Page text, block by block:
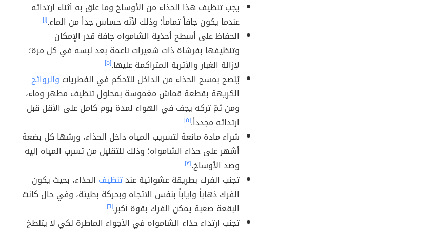
يجب تنظيف هذا الحذاء من الأوساخ وما علق به أثناء ارتدائه
عندما يكون جافاً تماماً؛ وذلك لأنّه حساس جداً من الماء.[١]
الحفاظ على أسطح أحذية الشامواه جافة قدر الإمكان
وتنظيفها بفرشاة ذات شعيرات ناعمة بعد لبسه في كل مرة؛
لإزالة الغبار والأتربة المتراكمة عليها.[٥]
يُنصح بمسح الحذاء من الداخل للتحكم في الفطريات والروائح
الكريهة بقطعة قماش مغموسة بمحلول تنظيف مطهر وماء،
ومن ثمّ تركه يجف في الهواء لمدة يوم كامل على الأقل قبل
ارتدائه مجدداً.[٥]
شراء مادة مانعة لتسريب المياه داخل الحذاء، ورشها كل بضعة
أشهر على حذاء الشامواه؛ وذلك للتقليل من تسرب المياه إليه
وصد الأوساخ.[٣]
تجنب الفرك بطريقة عشوائية عندتنظيف الحذاء، بحيث يكون
الفرك ذهاباً وإياباً بنفس الاتجاه وبحركة بطيئة، وفي حال كانت
البقعة صعبة يمكن الفرك بقوة أكبر.[٦]
تجنب ارتداء حذاء الشامواه في الأجواء الماطرة لكي لا يتلطخ